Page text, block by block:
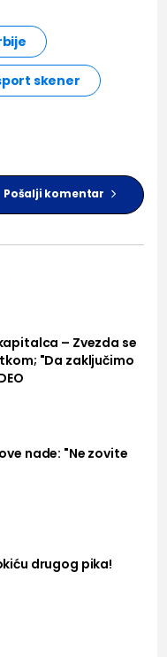
skener
Pošalji komentar
– Zvezda se
"Da zaključimo
nade: "Ne zovite
drugog pika!